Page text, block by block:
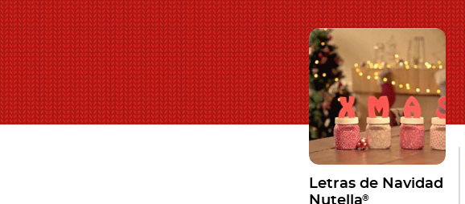
Letras de Navidad
Nutella®